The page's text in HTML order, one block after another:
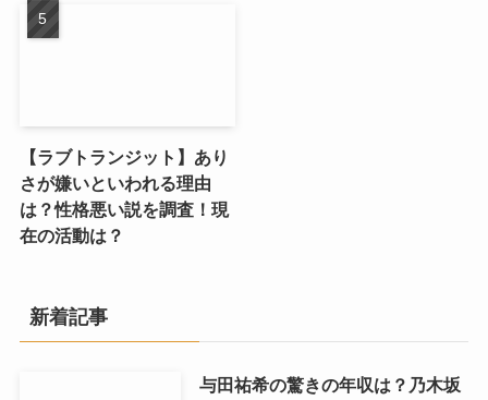
【ラブトランジット】あり
さが嫌いといわれる理由
は？性格悪い説を調査！現
在の活動は？
新着記事
与田祐希の驚きの年収は？乃木坂